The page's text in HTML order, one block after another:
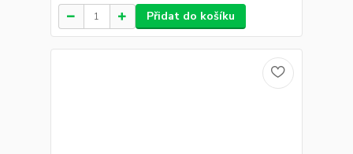
Přidat do košíku